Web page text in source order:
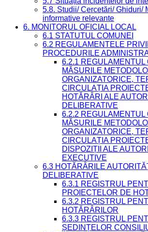
5.8. Studii/ Cercetări/ Ghiduri/
informative relevante
6. MONITORUL OFICIAL LOCAL
6.1 STATUTUL COMUNEI
6.2 REGULAMENTELE
PROCEDURILE
6.2.1
MĂSURILE
ORGANIZATORICE,
CIRCULAȚIA
HOTĂRÂRI ALE
DELIBERATIVE
6.2.2
MĂSURILE
ORGANIZATORICE,
CIRCULAȚIA
DISPOZIȚII ALE
EXECUTIVE
6.3 HOTĂRÂRILE
DELIBERATIVE
6.3.1 REGISTRUL
PROIECTELOR DE
6.3.2 REGISTRUL
HOTĂRÂRILOR
6.3.3 REGISTRUL
ȘEDINȚELOR